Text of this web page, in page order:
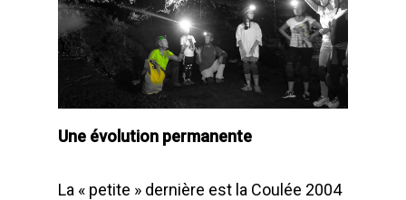
Une évolution permanente
La « petite » dernière est la Coulée 2004